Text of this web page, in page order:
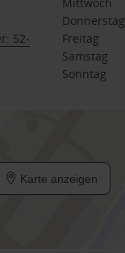
52-
Donnerstag
Freitag
Samstag
Sonntag
Karte anzeigen